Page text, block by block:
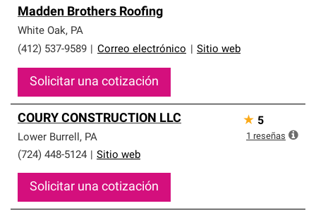
Madden Brothers Roofing
White Oak, PA
(412) 537-9589
Correo electrónico Sitio web
Solicitar una cotización
COURY CONSTRUCTION LLC
Lower Burrell, PA
(724) 448-5124
Sitio web
Solicitar una cotización
★ 5
1 reseñas